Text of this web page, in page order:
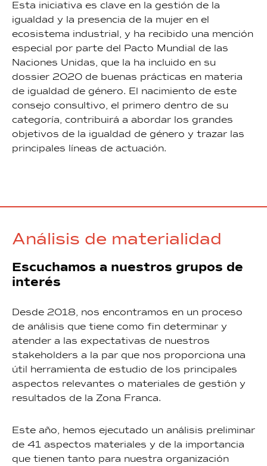
Esta iniciativa es clave en la gestión de la
igualdad y la presencia de la mujer en el
ecosistema industrial, y ha recibido una mención
especial por parte del Pacto Mundial de las
Naciones Unidas, que la ha incluido en su
dossier 2020 de buenas prácticas en materia
de igualdad de género. El nacimiento de este
consejo consultivo, el primero dentro de su
categoría, contribuirá a abordar los grandes
objetivos de la igualdad de género y trazar las
principales líneas de actuación.
Análisis de materialidad
Escuchamos a nuestros grupos de
interés
Desde 2018, nos encontramos en un proceso
de análisis que tiene como fin determinar y
atender a las expectativas de nuestros
stakeholders a la par que nos proporciona una
útil herramienta de estudio de los principales
aspectos relevantes o materiales de gestión y
resultados de la Zona Franca.
Este año, hemos ejecutado un análisis preliminar
de 41 aspectos materiales y de la importancia
que tienen tanto para nuestra organización